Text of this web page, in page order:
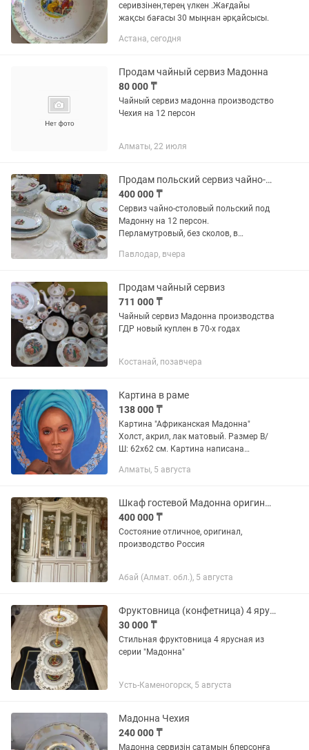
серивзінен,терең үлкен .Жағдайы
жақсы бағасы 30 мыңнан әрқайсысы.
Астана, сегодня
Продам чайный сервиз Мадонна
80 000 ₸
Чайный сервиз мадонна производство
Чехия на 12 персон
Алматы, 22 июля
Продам польский сервиз чайно-столовый на 12 персон (под Мадонну)
400 000 ₸
Сервиз чайно-столовый польский под
Мадонну на 12 персон.
Перламутровый, без сколов, в
12 чайных чашек, блюдец к ним,
тарелок),...
Павлодар, вчера
Продам чайный сервиз
711 000 ₸
Чайный сервиз Мадонна производства
ГДР новый куплен в 70-х годах
Костанай, позавчера
Картина в раме
138 000 ₸
Картина "Африканская Мадонна"
Холст, акрил, лак матовый. Размер В/
Ш: 62х62 см. Картина написана
натуральном холсте и в единственном
Алматы, 5 августа
Шкаф гостевой Мадонна оригинал Россия
400 000 ₸
Состояние отличное, оригинал,
производство Россия
Абай (Алмат. обл.), 5 августа
Фруктовница (конфетница) 4 ярусная. Мадонна
30 000 ₸
Стильная фруктовница 4 ярусная из
серии "Мадонна"
Усть-Каменогорск, 5 августа
Мадонна Чехия
240 000 ₸
Мадонна сервизін сатамын 6персонға